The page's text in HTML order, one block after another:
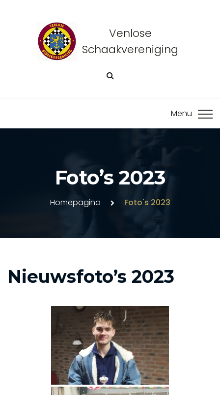
Venlose
Schaakvereniging
Foto’s 2023
Homepagina Foto's 2023
Nieuwsfoto’s 2023